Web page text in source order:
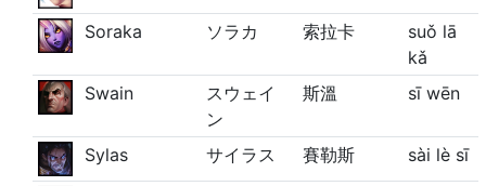
Soraka ソラカ 索拉卡
suǒ lā
kǎ
Swain
スウェイ
ン
斯溫 sī wēn
Sylas サイラス 賽勒斯 sài lè sī